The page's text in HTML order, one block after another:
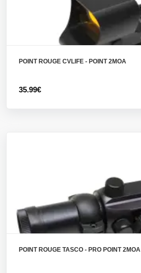
POINT ROUGE CVLIFE - POINT 2MOA
35.99€
POINT ROUGE TASCO - PRO POINT 2MOA